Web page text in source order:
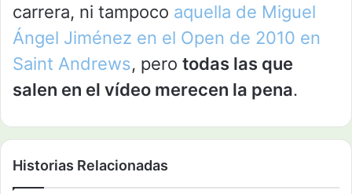
carrera, ni tampoco aquella de Miguel
Ángel Jiménez en el Open de 2010 en
Saint Andrews, pero todas las que
salen en el vídeo merecen la pena.
Historias Relacionadas